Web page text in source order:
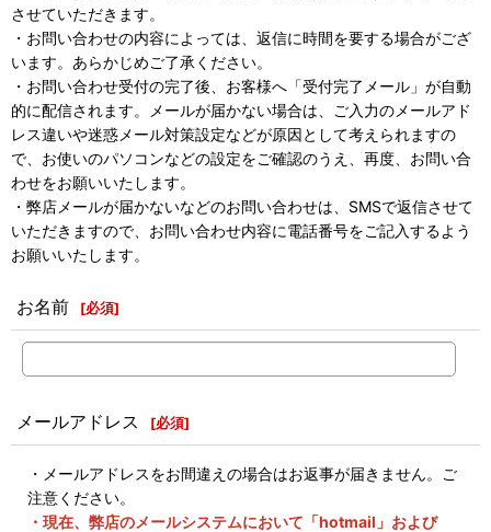
させていただきます。
・お問い合わせの内容によっては、返信に時間を要する場合がござ
います。あらかじめご了承ください。
・お問い合わせ受付の完了後、お客様へ「受付完了メール」が自動
的に配信されます。メールが届かない場合は、ご入力のメールアド
レス違いや迷惑メール対策設定などが原因として考えられますの
で、お使いのパソコンなどの設定をご確認のうえ、再度、お問い合
わせをお願いいたします。
・弊店メールが届かないなどのお問い合わせは、SMSで返信させて
いただきますので、お問い合わせ内容に電話番号をご記入するよう
お願いいたします。
お名前 [必須]
メールアドレス [必須]
・メールアドレスをお間違えの場合はお返事が届きません。ご
注意ください。
・現在、弊店のメールシステムにおいて「hotmail」および